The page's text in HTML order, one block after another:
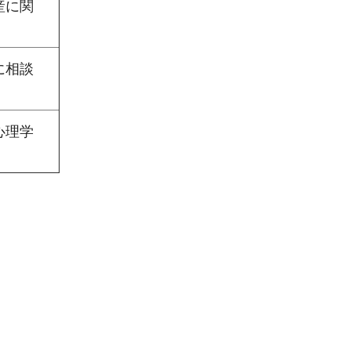
に関
相談
理学